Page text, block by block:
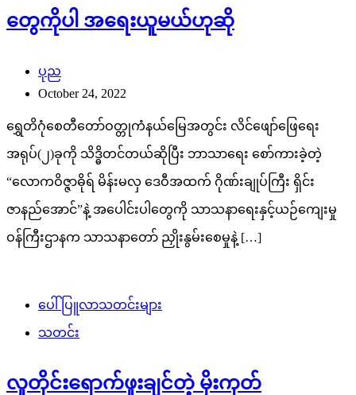
တွေကိုပါ အရေးယူမယ်ဟုဆို
ပုည
October 24, 2022
ရွှေတိဂုံစေတီတော်ဝတ္တုကံနယ်မြေအတွင်း လိင်ဖျော်ဖြေရေး
အရုပ်(၂)ခုကို သိဒ္ဓိတင်တယ်ဆိုပြီး ဘာသာရေး စော်ကားခဲ့တဲ့
“လောကဝိဇ္ဇာဓိုရ် မိန်းမလှ ဒေဝီအထက် ဂိုဏ်းချုပ်ကြီး ရှိင်း
ဇာနည်အောင်”နဲ့ အပေါင်းပါတွေကို သာသနာရေးနှင့်ယဉ်ကျေးမှု
ဝန်ကြီးဌာနက သာသနာတော် ညှိုးနွမ်းစေမှုနဲ့ […]
ပေါ်ပြူလာသတင်းများ
သတင်း
လူတိုင်းရောက်ဖူးချင်တဲ့ မိုးကုတ်